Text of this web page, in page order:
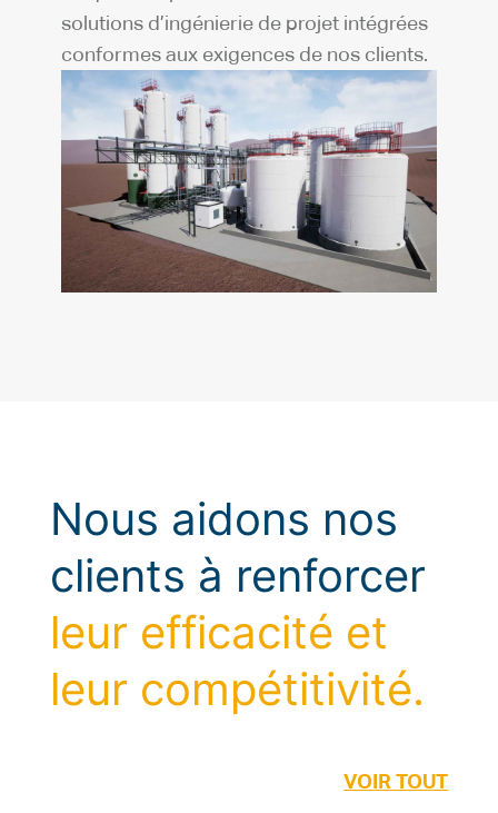
solutions d’ingénierie de projet intégrées
conformes aux exigences de nos clients.
Nous aidons nos
clients à renforcer
leur efficacité et
leur compétitivité.
VOIR TOUT